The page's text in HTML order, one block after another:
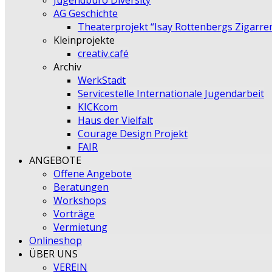
AG Geschichte
Theaterprojekt “Isay Rottenbergs
Kleinprojekte
creativ.café
Archiv
WerkStadt
Servicestelle Internationale Jugendarbeit
KICKcom
Haus der Vielfalt
Courage Design Projekt
FAIR
ANGEBOTE
Offene Angebote
Beratungen
Workshops
Vorträge
Vermietung
Onlineshop
ÜBER UNS
VEREIN